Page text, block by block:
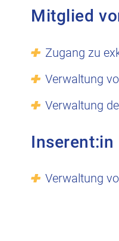
Mitglied
Zugang zu
Verwaltung
Verwaltung
Inserent:in
Verwaltung